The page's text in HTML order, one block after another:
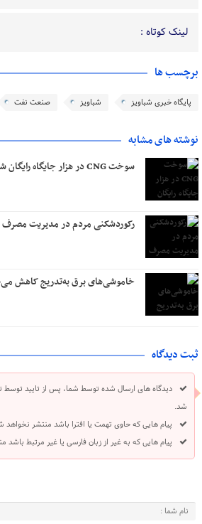
لینک کوتاه :
برچسب ها
پایگاه خبری شباویز شباویز صنعت نفت
نوشته های مشابه
سوخت CNG در هزار جایگاه رایگان شد
رکوردشکنی مردم در مدیریت
خاموشی‌های برق به‌تدریج کاهش
ثبت دیدگاه
دیدگاه های ارسال شده توسط شما، پس از تایید
شد.
پیام هایی که حاوی تهمت یا افترا باشد منتشر نخواهد
پیام هایی که به غیر از زبان فارسی یا غیر مرتبط